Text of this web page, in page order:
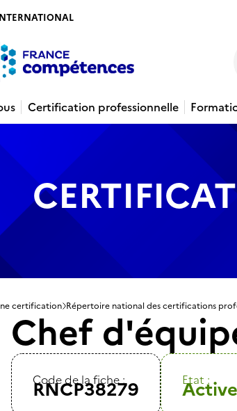
Certification professionnelle
certification Répertoire national des certifications
Chef
Code de la fiche :
RNCP38279 Etat :
Active